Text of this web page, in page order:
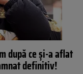
după ce și-a aflat
definitiv!